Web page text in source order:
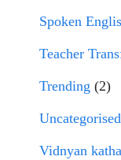
Spoken
Teacher
Trending (2)
Uncategorised
Vidnyan katha